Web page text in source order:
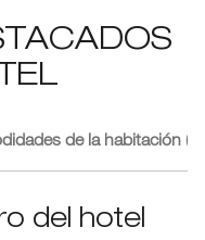
de la habitación (1)
del hotel